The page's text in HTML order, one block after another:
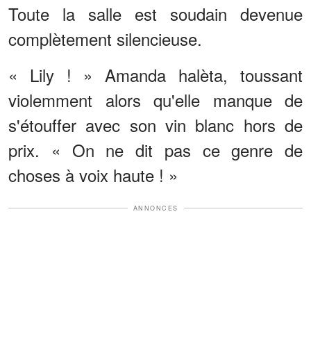
Toute la salle est soudain devenue
complètement silencieuse.
« Lily ! » Amanda halèta, toussant
violemment alors qu'elle manque de
s'étouffer avec son vin blanc hors de
prix. « On ne dit pas ce genre de
choses à voix haute ! »
ANNONCES